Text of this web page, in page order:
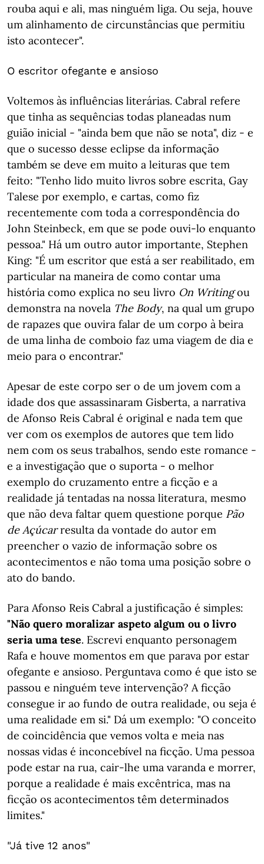
rouba aqui e ali, mas ninguém liga. Ou seja, houve
um alinhamento de circunstâncias que permitiu
isto acontecer".
O escritor ofegante e ansioso
Voltemos às influências literárias. Cabral refere
que tinha as sequências todas planeadas num
guião inicial - "ainda bem que não se nota", diz - e
que o sucesso desse eclipse da informação
também se deve em muito a leituras que tem
feito: "Tenho lido muito livros sobre escrita, Gay
Talese por exemplo, e cartas, como fiz
recentemente com toda a correspondência do
John Steinbeck, em que se pode ouvi-lo enquanto
pessoa." Há um outro autor importante, Stephen
King: "É um escritor que está a ser reabilitado, em
particular na maneira de como contar uma
história como explica no seu livro On Writingou
demonstra na novela The Body, na qual um grupo
de rapazes que ouvira falar de um corpo à beira
de uma linha de comboio faz uma viagem de dia e
meio para o encontrar."
Apesar de este corpo ser o de um jovem com a
idade dos que assassinaram Gisberta, a narrativa
de Afonso Reis Cabral é original e nada tem que
ver com os exemplos de autores que tem lido
nem com os seus trabalhos, sendo este romance -
e a investigação que o suporta - o melhor
exemplo do cruzamento entre a ficção e a
realidade já tentadas na nossa literatura, mesmo
que não deva faltar quem questione porque Pão
de Açúcarresulta da vontade do autor em
preencher o vazio de informação sobre os
acontecimentos e não toma uma posição sobre o
ato do bando.
Para Afonso Reis Cabral a justificação é simples:
"Não quero moralizar aspeto algum ou o livro
seria uma tese. Escrevi enquanto personagem
Rafa e houve momentos em que parava por estar
ofegante e ansioso. Perguntava como é que isto se
passou e ninguém teve intervenção? A ficção
consegue ir ao fundo de outra realidade, ou seja é
uma realidade em si." Dá um exemplo: "O conceito
de coincidência que vemos volta e meia nas
nossas vidas é inconcebível na ficção. Uma pessoa
pode estar na rua, cair-lhe uma varanda e morrer,
porque a realidade é mais excêntrica, mas na
ficção os acontecimentos têm determinados
limites."
"Já tive 12 anos"